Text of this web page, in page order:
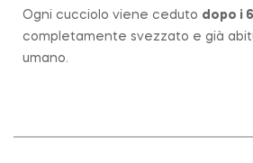
Ogni cucciolo viene ceduto dopo i
completamente svezzato e già
umano.